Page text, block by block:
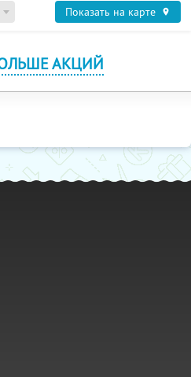
Показать на карте
АКЦИЙ